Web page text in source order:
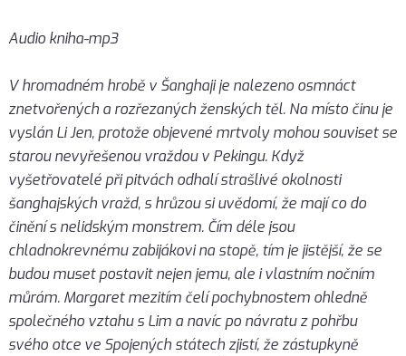
Audio kniha-mp3
V hromadném hrobě v Šanghaji je nalezeno osmnáct
znetvořených a rozřezaných ženských těl. Na místo činu je
vyslán Li Jen, protože objevené mrtvoly mohou souviset se
starou nevyřešenou vraždou v Pekingu. Když
vyšetřovatelé při pitvách odhalí strašlivé okolnosti
šanghajských vražd, s hrůzou si uvědomí, že mají co do
činění s nelidským monstrem. Čím déle jsou
chladnokrevnému zabijákovi na stopě, tím je jistější, že se
budou muset postavit nejen jemu, ale i vlastním nočním
můrám. Margaret mezitím čelí pochybnostem ohledně
společného vztahu s Lim a navíc po návratu z pohřbu
svého otce ve Spojených státech zjistí, že zástupkyně